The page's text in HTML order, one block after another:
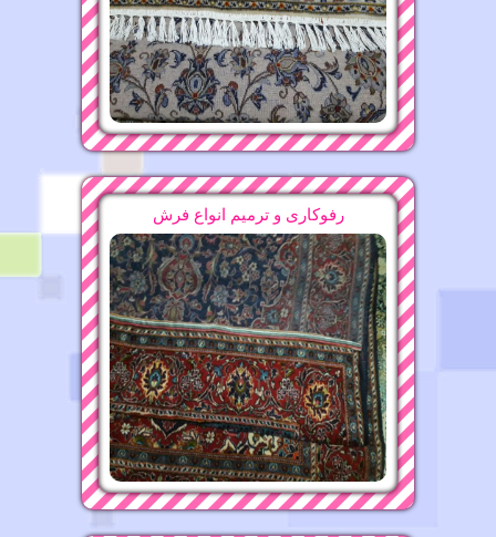
قالیشویی محدوده حافظ ۸۸۲۱۶۰۷۵
16-11-1396
قالیشویی محدوده میدان توحید ۶۶۵۳۰۸۸۱
15-11-1396
قالیشویی محدوده مطهری ۸۸۲۱۶۰۷۵
09-11-1396
قالیشویی محدوده زرگنده ۲۲۴۷۵۶۳۷
16-11-1396
قالیشویی محدوده سراج ۷۷۹۰۰۸۹۱
16-11-1396
قالیشویی محدوده خاوران
رفوکاری و ترمیم انواع فرش